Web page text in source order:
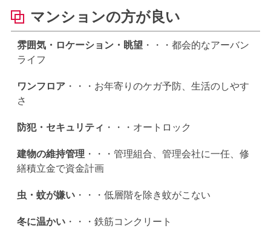
マンションの方が良い
雰囲気・ロケーション・眺望 ・・・都会的なアーバン
ライフ
ワンフロア ・・・お年寄りのケガ予防、生活のしやす
さ
防犯・セキュリティ ・・・オートロック
建物の維持管理 ・・・管理組合、管理会社に一任、修
繕積立金で資金計画
虫・蚊が嫌い ・・・低層階を除き蚊がこない
冬に温かい ・・・鉄筋コンクリート